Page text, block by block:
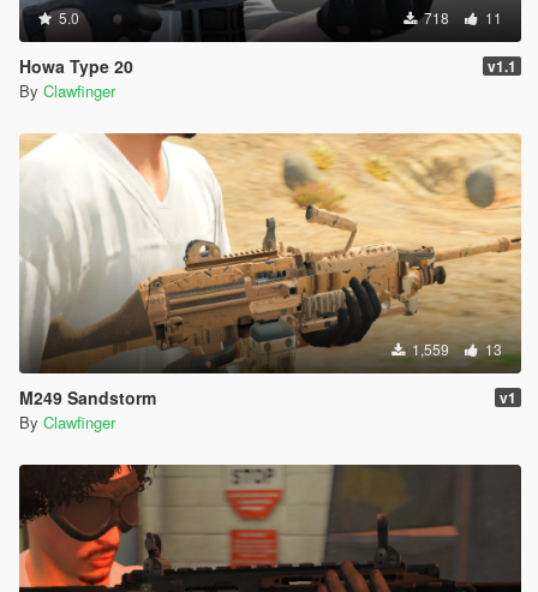
5.0 718 11
Howa Type 20 v1.1
By Clawfinger
1,559 13
M249 Sandstorm v1
By Clawfinger